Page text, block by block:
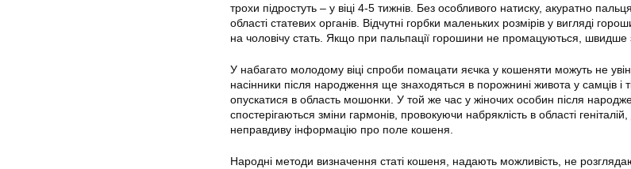
трохи підростуть – у віці 4-5 тижнів. Без особливого натиску, акуратно
області статевих органів. Відчутні горбки маленьких розмірів у вигляді
на чоловічу стать. Якщо при пальпації горошини не промацуються, швидше
У набагато молодому віці спроби помацати яєчка у кошеняти можуть не
насінники після народження ще знаходяться в порожнині живота у самців і
опускатися в область мошонки. У той же час у жіночих особин після
спостерігаються зміни гармонів, провокуючи набряклість в області
неправдиву інформацію про поле кошеня.
Народні методи визначення статі кошеня, надають можливість, не